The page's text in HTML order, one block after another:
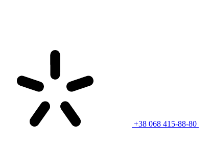
+38 068 415-88-80